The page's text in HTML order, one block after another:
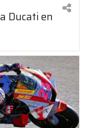
Ducati en